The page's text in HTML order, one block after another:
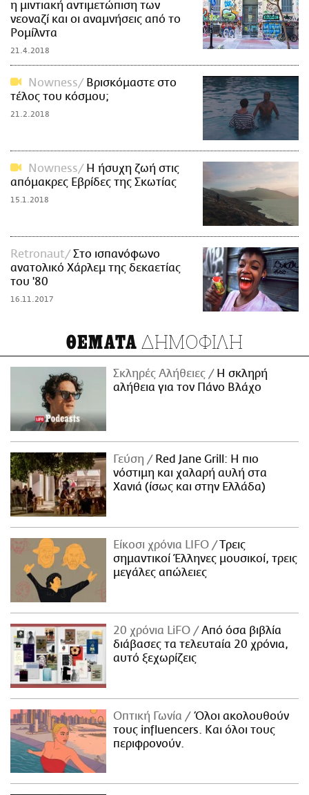
η μιντιακή αντιμετώπιση των
νεοναζί και οι αναμνήσεις από το
Ρομίλντα
21.4.2018
Nowness
Βρισκόμαστε στο
τέλος του κόσμου;
21.2.2018
Nowness
Η ήσυχη ζωή στις
απόμακρες Εβρίδες της Σκωτίας
15.1.2018
Retronaut
Στο ισπανόφωνο
ανατολικό Χάρλεμ της δεκαετίας
του '80
16.11.2017
ΘΕΜΑΤΑ ΔΗΜΟΦΙΛΗ
Σκληρές Αλήθειες
H σκληρή
αλήθεια για τον Πάνο Βλάχο
Γεύση
Red Jane Grill: Η πιο
νόστιμη και χαλαρή αυλή στα
Χανιά (ίσως και στην Ελλάδα)
Είκοσι χρόνια LIFO
Tρεις
σημαντικοί Έλληνες μουσικοί, τρεις
μεγάλες απώλειες
20 χρόνια LiFO
Από όσα βιβλία
διάβασες τα τελευταία 20 χρόνια,
αυτό ξεχωρίζεις
Οπτική Γωνία
Όλοι ακολουθούν
τους influencers. Και όλοι τους
περιφρονούν.